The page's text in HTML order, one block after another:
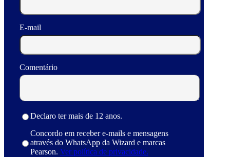
E-mail
Comentário
Declaro ter mais de 12 anos.
Concordo em receber e-mails e mensagens
através do WhatsApp da Wizard e marcas
Pearson. Ver política de privacidade.